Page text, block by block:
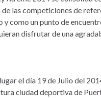
las competiciones de
y como un punto de
disfrutar de una
el día 19 de Julio del
ciudad deportiva de